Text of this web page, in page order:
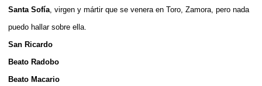
Santa Sofía , virgen y mártir que se venera en Toro, Zamora, pero nada
puedo hallar sobre ella.
San Ricardo
Beato Radobo
Beato Macario